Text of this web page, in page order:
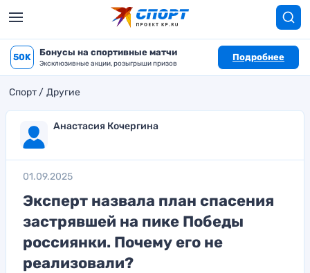
50K Бонусы на спортивные матчи
Эксклюзивные акции, розыгрыши призов
Подробнее
Спорт Другие
Анастасия Кочергина
01.09.2025
Эксперт назвала план спасения
застрявшей на пике Победы
россиянки. Почему его не
реализовали?